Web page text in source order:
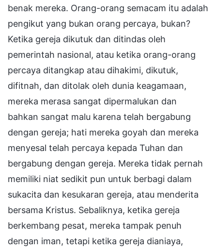
benak mereka. Orang-orang semacam itu adalah
pengikut yang bukan orang percaya, bukan?
Ketika gereja dikutuk dan ditindas oleh
pemerintah nasional, atau ketika orang-orang
percaya ditangkap atau dihakimi, dikutuk,
difitnah, dan ditolak oleh dunia keagamaan,
mereka merasa sangat dipermalukan dan
bahkan sangat malu karena telah bergabung
dengan gereja; hati mereka goyah dan mereka
menyesal telah percaya kepada Tuhan dan
bergabung dengan gereja. Mereka tidak pernah
memiliki niat sedikit pun untuk berbagi dalam
sukacita dan kesukaran gereja, atau menderita
bersama Kristus. Sebaliknya, ketika gereja
berkembang pesat, mereka tampak penuh
dengan iman, tetapi ketika gereja dianiaya,